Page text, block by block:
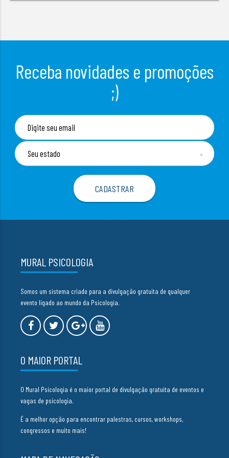
Receba novidades e promoções
;)
▼
MURAL PSICOLOGIA
Somos um sistema criado para a divulgação gratuita de qualquer
evento ligado ao mundo da Psicologia.
O MAIOR PORTAL
O Mural Psicologia é o maior portal de divulgação gratuita de eventos e
vagas de psicologia.
É a melhor opção para encontrar palestras, cursos, workshops,
congressos e muito mais!